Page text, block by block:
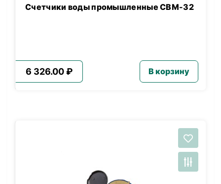
Счетчики воды промышленные СВМ-32
6 326.00 ₽ В корзину